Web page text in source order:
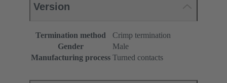
Version
Termination method
Crimp termination
Gender
Male
Manufacturing process Turned contacts